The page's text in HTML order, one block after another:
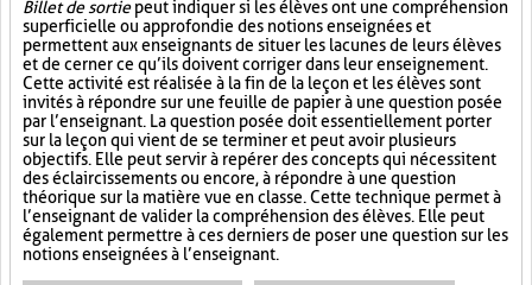
Billet de sortiepeut indiquer si les élèves ont une compréhension
superficielle ou approfondie des notions enseignées et
permettent aux enseignants de situer les lacunes de leurs élèves
et de cerner ce qu’ils doivent corriger dans leur enseignement.
Cette activité est réalisée à la fin de la leçon et les élèves sont
invités à répondre sur une feuille de papier à une question posée
par l’enseignant. La question posée doit essentiellement porter
sur la leçon qui vient de se terminer et peut avoir plusieurs
objectifs. Elle peut servir à repérer des concepts qui nécessitent
des éclaircissements ou encore, à répondre à une question
théorique sur la matière vue en classe. Cette technique permet à
l’enseignant de valider la compréhension des élèves. Elle peut
également permettre à ces derniers de poser une question sur les
notions enseignées à l’enseignant.